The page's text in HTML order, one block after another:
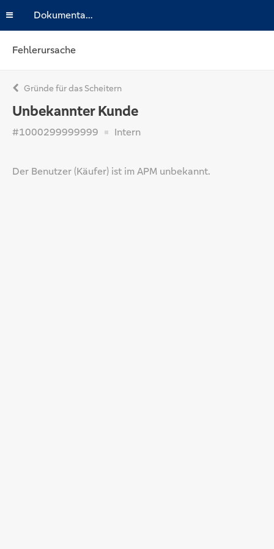
Dokumentation
Fehlerursache
Gründe für das Scheitern
Unbekannter Kunde
#1000299999999 Intern
Der Benutzer (Käufer) ist im APM unbekannt.